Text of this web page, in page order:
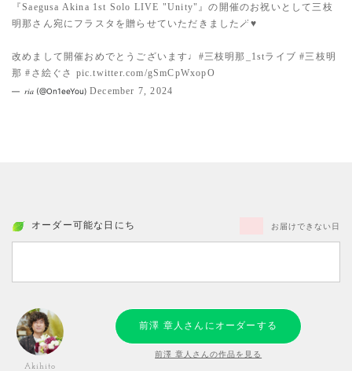
『Saegusa Akina 1st Solo LIVE "Unity"』の開催のお祝いとして三枝
明那さん宛にフラスタを贈らせていただきました🪄♥️
改めまして開催おめでとうございます♩ #三枝明那_1stライブ #三枝明
那 #さ絵ぐさ pic.twitter.com/gSmCpWxopO
— ‎ 𝑟𝑖𝑎 (@On1eeYou) December 7, 2024
オーダー可能な日にち お届けできない日
Akihito
前澤 章人さんにオーダーする
前澤 章人さんの作品を見る